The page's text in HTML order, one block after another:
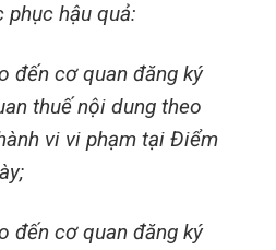
phục hậu quả:
đến cơ quan đăng ký
thuế nội dung theo
vi vi phạm tại Điểm
đến cơ quan đăng ký